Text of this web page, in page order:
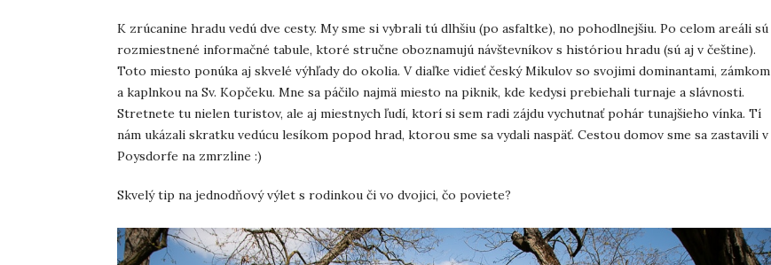
K zrúcanine hradu vedú dve cesty. My sme si vybrali tú dlhšiu (po asfaltke), no pohodlnejšiu. Po celom areáli sú
rozmiestnené informačné tabule, ktoré stručne oboznamujú návštevníkov s históriou hradu (sú aj v češtine).
Toto miesto ponúka aj skvelé výhľady do okolia. V diaľke vidieť český Mikulov so svojimi dominantami, zámkom
a kaplnkou na Sv. Kopčeku. Mne sa páčilo najmä miesto na piknik, kde kedysi prebiehali turnaje a slávnosti.
Stretnete tu nielen turistov, ale aj miestnych ľudí, ktorí si sem radi zájdu vychutnať pohár tunajšieho vínka. Tí
nám ukázali skratku vedúcu lesíkom popod hrad, ktorou sme sa vydali naspäť. Cestou domov sme sa zastavili v
Poysdorfe na zmrzline :)
Skvelý tip na jednodňový výlet s rodinkou či vo dvojici, čo poviete?